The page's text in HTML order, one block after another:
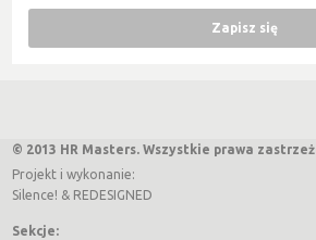
© 2013 HR Masters. Wszystkie prawa
Projekt i wykonanie:
Silence! & REDESIGNED
Sekcje: